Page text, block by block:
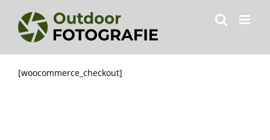
Inhalt
springen
[woocommerce_checkout]